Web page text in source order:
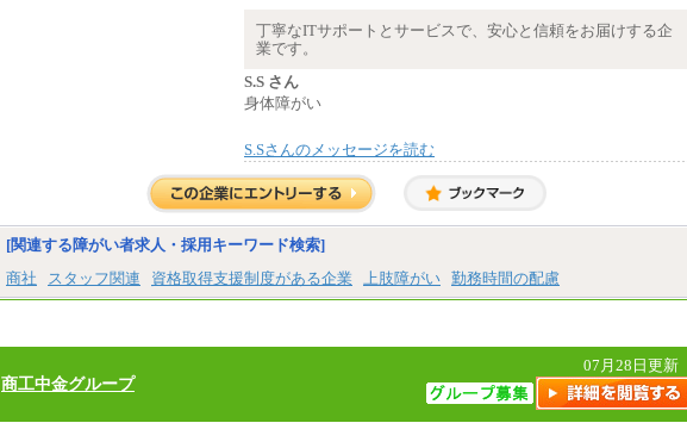
0円／短大・高専・専門卒 月給225,000円
※試用期間中も給与に変更はございません
丁寧なITサポートとサービスで、安心と信頼をお届けする企
業です。
S.S さん
身体障がい
S.Sさんのメッセージを読む
[関連する障がい者求人・採用キーワード検索]
商社
スタッフ関連 資格取得支援制度がある企業 上肢障がい 勤務時間の配慮
商工中金グループ
07月28日更新